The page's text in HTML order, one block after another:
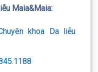
Maia&Maia:
khoa Da liễu